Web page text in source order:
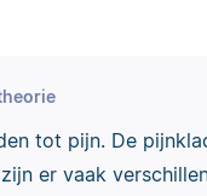
tot pijn. De
er vaak